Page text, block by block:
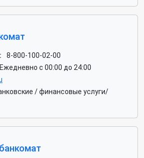
8-800-100-02-00
Ежедневно с 00:00 до 24:00
/ финансовые услуги/